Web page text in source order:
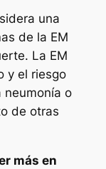
una
de la EM
La EM
y el riesgo
neumonía o
de otras
más en